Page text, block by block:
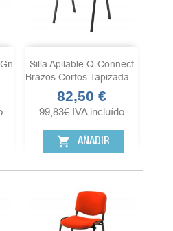
Silla Apilable Q-Connect
Brazos Cortos Tapizada...
Precio
82,50 €
99,83€ IVA incluído
shopping_cart AÑADIR